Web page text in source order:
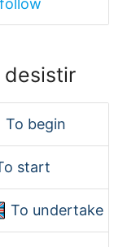
desistir
To begin
start
To undertake